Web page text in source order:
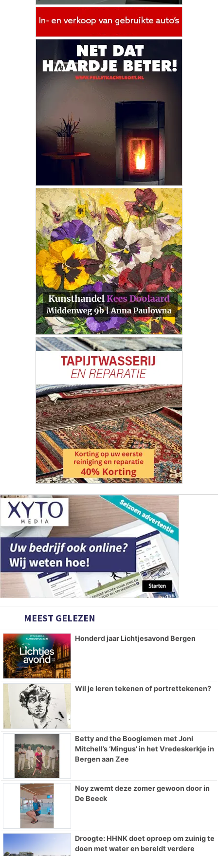
MEEST GELEZEN
Honderd jaar Lichtjesavond Bergen
Wil je leren tekenen of portrettekenen?
Betty and the Boogiemen met Joni
Mitchell’s ‘Mingus’ in het Vredeskerkje in
Bergen aan Zee
Noy zwemt deze zomer gewoon door in
De Beeck
Droogte: HHNK doet oproep om zuinig te
doen met water en bereidt verdere